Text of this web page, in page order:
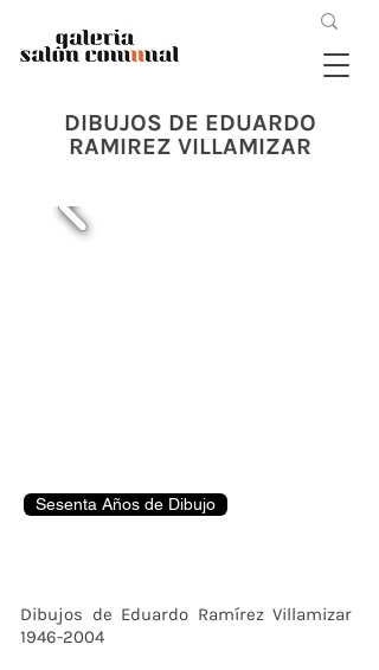
DIBUJOS DE EDUARDO
RAMIREZ VILLAMIZAR
Sesenta Años de Dibujo
Dibujos de Eduardo Ramírez Villamizar
1946-2004